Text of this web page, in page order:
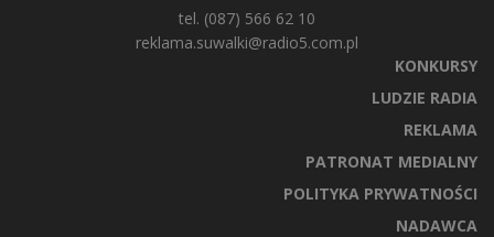
tel. (087) 566 62 10
reklama.suwalki@radio5.com.pl
KONKURSY
LUDZIE RADIA
REKLAMA
PATRONAT MEDIALNY
POLITYKA PRYWATNOŚCI
NADAWCA